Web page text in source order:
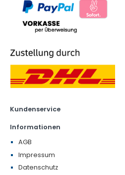
Kundenservice
Informationen
AGB
Impressum
Datenschutz